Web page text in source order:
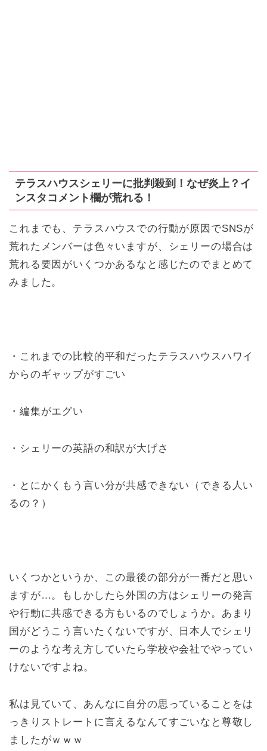
テラスハウスシェリーに批判殺到！なぜ炎上？イ
ンスタコメント欄が荒れる！
これまでも、テラスハウスでの行動が原因でSNSが
荒れたメンバーは色々いますが、シェリーの場合は
荒れる要因がいくつかあるなと感じたのでまとめて
みました。
・これまでの比較的平和だったテラスハウスハワイ
からのギャップがすごい
・編集がエグい
・シェリーの英語の和訳が大げさ
・とにかくもう言い分が共感できない（できる人い
るの？）
いくつかというか、この最後の部分が一番だと思い
ますが…。もしかしたら外国の方はシェリーの発言
や行動に共感できる方もいるのでしょうか。あまり
国がどうこう言いたくないですが、日本人でシェリ
ーのような考え方していたら学校や会社でやってい
けないですよね。
私は見ていて、あんなに自分の思っていることをは
っきりストレートに言えるなんてすごいなと尊敬し
ましたがｗｗｗ